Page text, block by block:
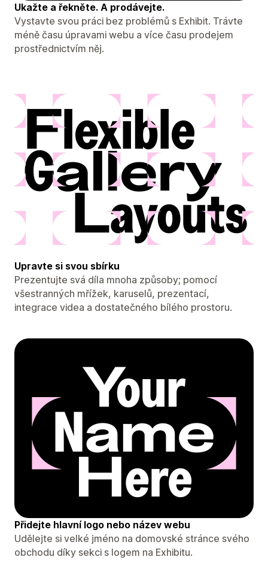
Ukažte a řekněte. A prodávejte.
Vystavte svou práci bez problémů s Exhibit. Trávte
méně času úpravami webu a více času prodejem
prostřednictvím něj.
Upravte si svou sbírku
Prezentujte svá díla mnoha způsoby; pomocí
všestranných mřížek, karuselů, prezentací,
integrace videa a dostatečného bílého prostoru.
Přidejte hlavní logo nebo název webu
Udělejte si velké jméno na domovské stránce svého
obchodu díky sekci s logem na Exhibitu.